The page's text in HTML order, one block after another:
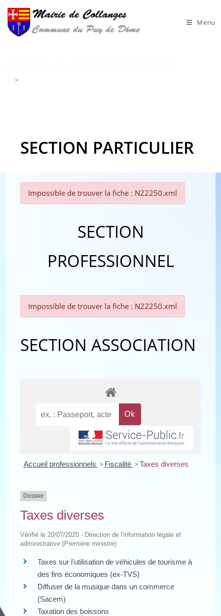
Skip
content
Menu
>
SECTION PARTICULIER
Impossible de trouver la fiche : N22250.xml
SECTION
PROFESSIONNEL
Impossible de trouver la fiche : N22250.xml
SECTION ASSOCIATION
Accueil professionnels > Fiscalité >Taxes diverses
Dossier
Taxes diverses
Vérifié le 20/07/2020 - Direction de l'information légale et
administrative (Première ministre)
Taxes sur l'utilisation de véhicules de tourisme à
des fins économiques (ex-TVS)
Diffuser de la musique dans un commerce
(Sacem)
Taxation des boissons